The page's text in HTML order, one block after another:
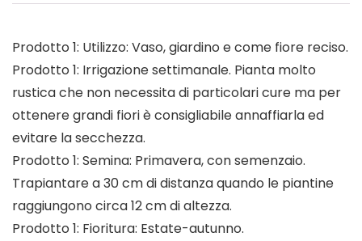
Prodotto 1: Utilizzo: Vaso, giardino e come fiore reciso.
Prodotto 1: Irrigazione settimanale. Pianta molto
rustica che non necessita di particolari cure ma per
ottenere grandi fiori è consigliabile annaffiarla ed
evitare la secchezza.
Prodotto 1: Semina: Primavera, con semenzaio.
Trapiantare a 30 cm di distanza quando le piantine
raggiungono circa 12 cm di altezza.
Prodotto 1: Fioritura: Estate-autunno.